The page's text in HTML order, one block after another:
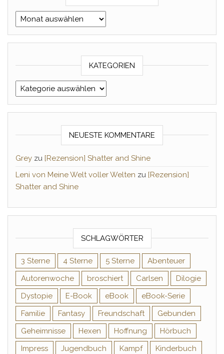
Archiv Monat/Jahr
KATEGORIEN
Kategorien
NEUESTE KOMMENTARE
Grey zu [Rezension] Shatter and Shine
Leni von Meine Welt voller Welten zu [Rezension]
Shatter and Shine
SCHLAGWÖRTER
3 Sterne 4 Sterne 5 Sterne
Abenteuer
Autorenwoche
broschiert Carlsen
Dilogie
Dystopie
E-Book eBook
eBook-Serie
Familie
Fantasy Freundschaft
Gebunden
Geheimnisse
Hexen Hoffnung
Hörbuch
Impress
Jugendbuch Kampf
Kinderbuch